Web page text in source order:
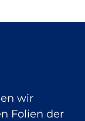
wir
Folien der